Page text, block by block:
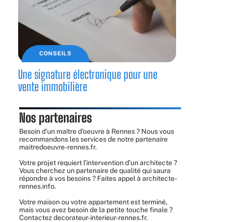
CONSEILS
Une signature électronique pour une
vente immobilière
Nos partenaires
Besoin d’un maître d’oeuvre à Rennes ? Nous vous
recommandons les services de notre partenaire
maitredoeuvre-rennes.fr.
Votre projet requiert l’intervention d’un architecte ?
Vous cherchez un partenaire de qualité qui saura
répondre à vos besoins ? Faites appel à architecte-
rennes.info.
Votre maison ou votre appartement est terminé,
mais vous avez besoin de la petite touche finale ?
Contactez decorateur-interieur-rennes.fr.